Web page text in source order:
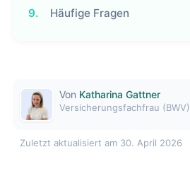
9.
Häufige Fragen
Von Katharina Gattner
Versicherungsfachfrau (BWV)
Zuletzt aktualisiert am 30. April 2026